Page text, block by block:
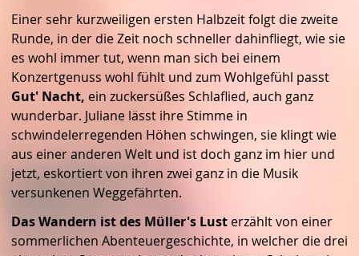
Einer sehr kurzweiligen ersten Halbzeit folgt die zweite
Runde, in der die Zeit noch schneller dahinfliegt, wie sie
es wohl immer tut, wenn man sich bei einem
Konzertgenuss wohl fühlt und zum Wohlgefühl passt
Gut' Nacht, ein zuckersüßes Schlaflied, auch ganz
wunderbar. Juliane lässt ihre Stimme in
schwindelerregenden Höhen schwingen, sie klingt wie
aus einer anderen Welt und ist doch ganz im hier und
jetzt, eskortiert von ihren zwei ganz in die Musik
versunkenen Weggefährten.
Das Wandern ist des Müller's Lust erzählt von einer
sommerlichen Abenteuergeschichte, in welcher die drei